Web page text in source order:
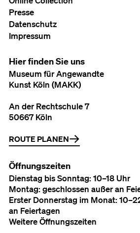
Presse
Datenschutz
Impressum
Hier finden Sie uns
Museum für Angewandte
Kunst Köln (MAKK)
An der Rechtschule 7
50667 Köln
ROUTE PLANEN
Öffnungszeiten
Dienstag bis Sonntag: 10–18 Uhr
Montag: geschlossen außer an
Erster Donnerstag im Monat:
an Feiertagen
Weitere Öffnungszeiten